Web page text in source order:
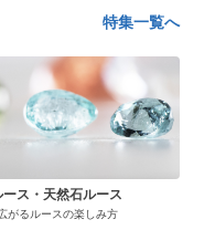
特集一覧へ
ース・天然石ルース
がるルースの楽しみ方